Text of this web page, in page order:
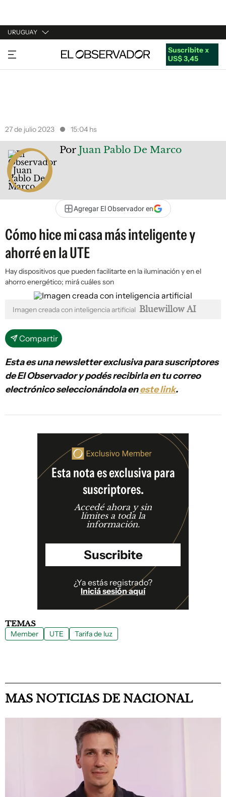
URUGUAY
URUGUAY
ARGENTINA
Suscribite x
US$ 3,45
27 de julio 2023 15:04 hs
Por Juan Pablo De Marco
Agregar El Observador en
Cómo hice mi casa más inteligente y
ahorré en la UTE
Hay dispositivos que pueden facilitarte en la iluminación y en el
ahorro energético; mirá cuáles son
Imagen creada con inteligencia artificial Bluewillow AI
Compartir
Esta es una newsletter exclusiva para suscriptores
de El Observador y podés recibirla en tu correo
electrónico seleccionándola eneste link.
Esta nota es exclusiva para
suscriptores.
Accedé ahora y sin
límites a toda la
información.
Suscribite
¿Ya estás registrado?
Iniciá sesión aquí
TEMAS
Member UTE Tarifa de luz
MAS NOTICIAS DE NACIONAL